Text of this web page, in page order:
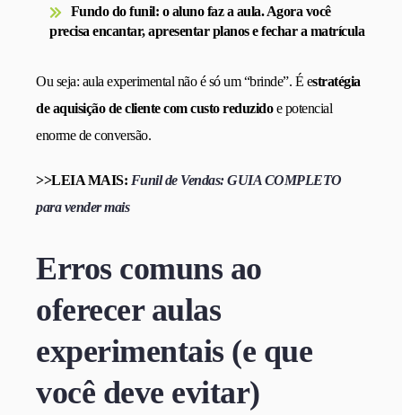
Fundo do funil: o aluno faz a aula. Agora você
precisa encantar, apresentar planos e fechar a matrícula
Ou seja: aula experimental não é só um “brinde”. É estratégia
de aquisição de cliente com custo reduzidoe potencial
enorme de conversão.
>>LEIA MAIS: Funil de Vendas: GUIA COMPLETO
para vender mais
Erros comuns ao
oferecer aulas
experimentais (e que
você deve evitar)